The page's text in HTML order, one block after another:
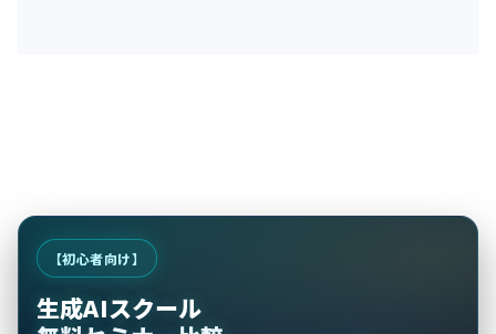
【初心者向け】
生成AIスクール